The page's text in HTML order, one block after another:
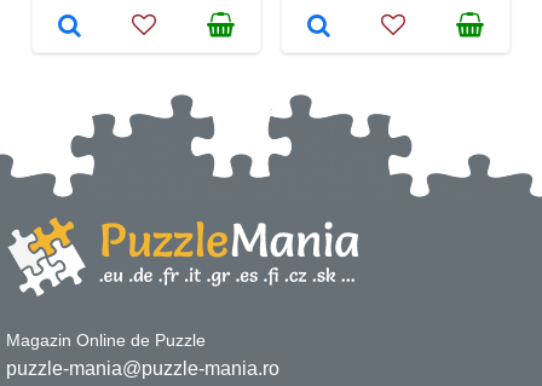
Magazin Online de Puzzle
puzzle-mania@puzzle-mania.ro